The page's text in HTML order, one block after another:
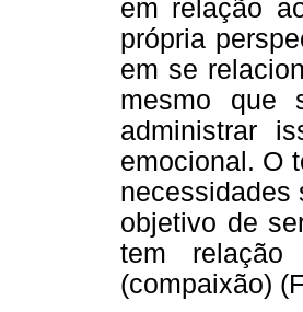
em relação
própria
em se
mesmo que
administrar
emocional. O
necessidades
objetivo de
tem
(compaixão)